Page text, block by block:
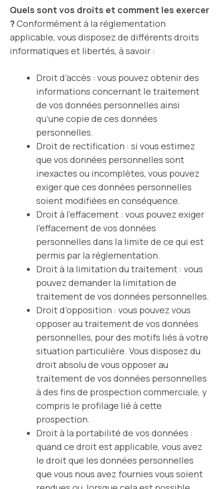
Quels sont vos droits et comment les exercer
?Conformément à la réglementation
applicable, vous disposez de différents droits
informatiques et libertés, à savoir :
Droit d’accès : vous pouvez obtenir des
informations concernant le traitement
de vos données personnelles ainsi
qu’une copie de ces données
personnelles.
Droit de rectification : si vous estimez
que vos données personnelles sont
inexactes ou incomplètes, vous pouvez
exiger que ces données personnelles
soient modifiées en conséquence.
Droit à l’effacement : vous pouvez exiger
l’effacement de vos données
personnelles dans la limite de ce qui est
permis par la réglementation.
Droit à la limitation du traitement : vous
pouvez demander la limitation de
traitement de vos données personnelles.
Droit d’opposition : vous pouvez vous
opposer au traitement de vos données
personnelles, pour des motifs liés à votre
situation particulière. Vous disposez du
droit absolu de vous opposer au
traitement de vos données personnelles
à des fins de prospection commerciale, y
compris le profilage lié à cette
prospection.
Droit à la portabilité de vos données :
quand ce droit est applicable, vous avez
le droit que les données personnelles
que vous nous avez fournies vous soient